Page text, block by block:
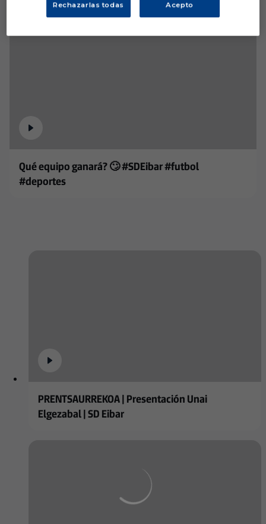
Qué equipo ganará? 🙄 #SDEibar #futbol
#deportes
PRENTSAURREKOA | Presentación Unai
Elgezabal | SD Eibar
Rechazarlas todas Acepto